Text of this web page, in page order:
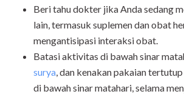
Beri tahu dokter jika Anda sedang
lain, termasuk suplemen dan obat
mengantisipasi interaksi obat.
Batasi aktivitas di bawah sinar
surya, dan kenakan pakaian
di bawah sinar matahari, selama